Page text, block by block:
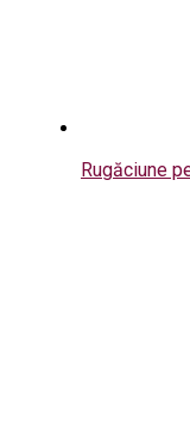
Rugăciune